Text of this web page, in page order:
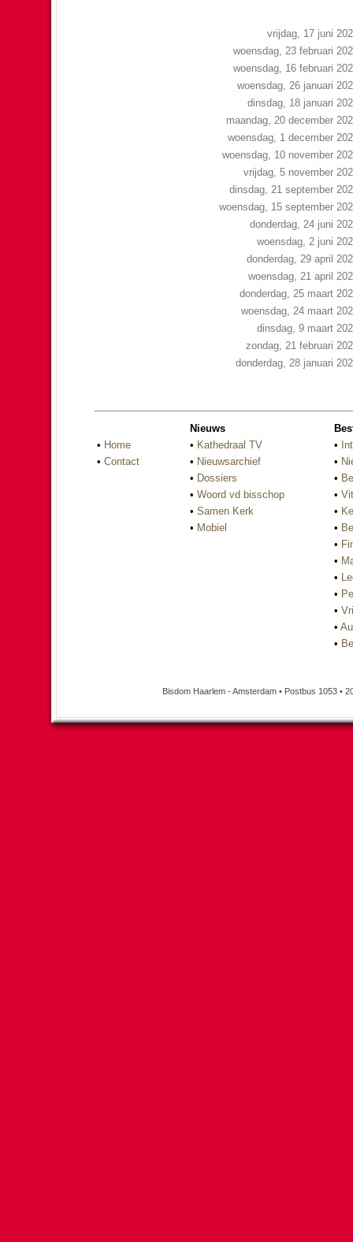
vrijdag, 17 juni
woensdag, 23 februari
woensdag, 16 februari
woensdag, 26 januari
dinsdag, 18 januari
maandag, 20 december
woensdag, 1 december
woensdag, 10 november
vrijdag, 5 november
dinsdag, 21 september
woensdag, 15 september
donderdag, 24 juni
woensdag, 2 juni
donderdag, 29 april
woensdag, 21 april
donderdag, 25 maart
woensdag, 24 maart
dinsdag, 9 maart
zondag, 21 februari
donderdag, 28 januari
• Home
• Contact
Nieuws
• Kathedraal TV
• Nieuwsarchief
• Dossiers
• Woord vd bisschop
• Samen Kerk
• Mobiel
•
•
•
•
•
•
•
•
•
•
•
•
•
Bisdom Haarlem - Amsterdam • Postbus 1053 •